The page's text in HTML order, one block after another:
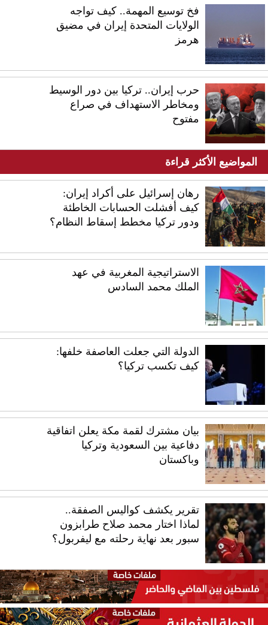
فخ توسيع المهمة.. كيف تواجه
الولايات المتحدة إيران في مضيق
هرمز
حرب إيران.. تركيا بين دور الوسيط
ومخاطر الاستهداف في صراع
مفتوح
المواضيع الأكثر قراءة
رهان إسرائيل على أكراد إيران:
كيف أفشلت الحسابات الخاطئة
ودور تركيا مخطط إسقاط النظام؟
الاستراتيجية المغربية في عهد
الملك محمد السادس
الدولة التي جعلت العاصفة خلفها:
كيف تكسب تركيا؟
بيان مشترك لقمة مكة يعلن اتفاقية
دفاعية بين السعودية وتركيا
وباكستان
تقرير يكشف كواليس الصفقة..
لماذا اختار محمد صلاح طرابزون
سبور بعد نهاية رحلته مع ليفربول؟